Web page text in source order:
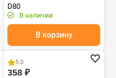
D80
В наличии
В корзину
5.0
358 ₽